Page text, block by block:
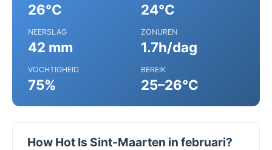
26°C 24°C
NEERSLAG
42 mm
ZONUREN
1.7h/dag
VOCHTIGHEID
75%
BEREIK
25–26°C
How Hot Is Sint-Maarten in februari?